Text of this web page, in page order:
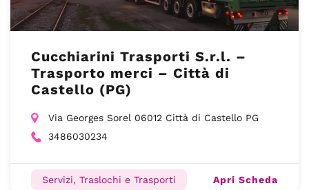
Cucchiarini Trasporti S.r.l. –
Trasporto merci – Città di
Castello (PG)
Via Georges Sorel 06012 Città di Castello PG
3486030234
Servizi, Traslochi e Trasporti Apri Scheda